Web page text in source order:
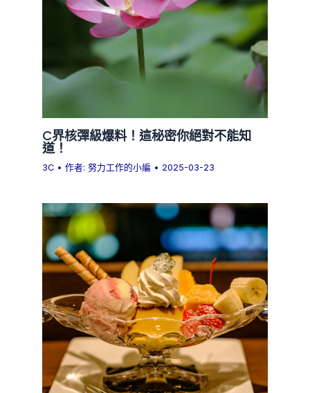
C界核彈級爆料！這秘密你絕對不能知
道！
3C • 作者:努力工作的小編 • 2025-03-23